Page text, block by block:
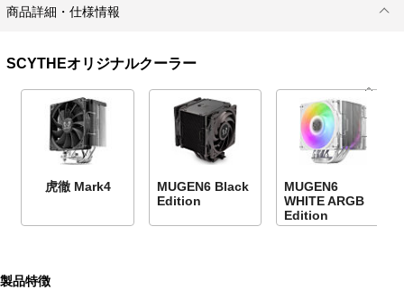
商品詳細・仕様情報
SCYTHEオリジナルクーラー
虎徹 Mark4
MUGEN6 Black
Edition
MUGEN6
WHITE ARGB
Edition
製品特徴